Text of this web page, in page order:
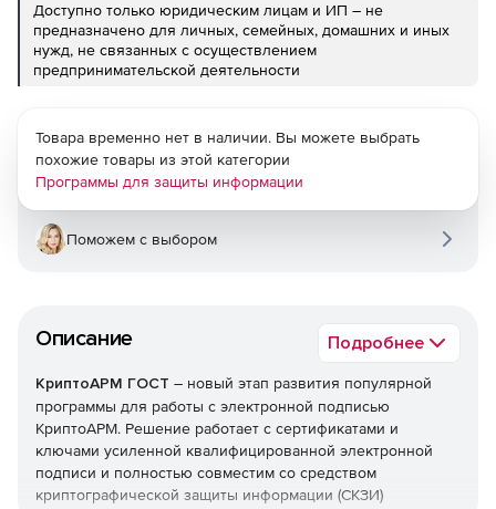
Доступно только юридическим лицам и ИП – не
предназначено для личных, семейных, домашних и иных
нужд, не связанных с осуществлением
предпринимательской деятельности
Описание Подробнее
КриптоАРМ ГОСТ – новый этап развития популярной
программы для работы с электронной подписью
КриптоАРМ. Решение работает с сертификатами и
ключами усиленной квалифицированной электронной
подписи и полностью совместим со средством
криптографической защиты информации (СКЗИ)
Товара временно нет в наличии. Вы можете выбрать
похожие товары из этой категории
Программы для защиты информации
Поможем с выбором